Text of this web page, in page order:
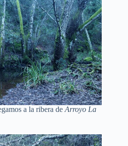
a la ribera de Arroyo La